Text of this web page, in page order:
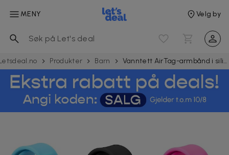
MENY Velg by
Produkter Barn Vanntett AirTag-armbånd i silikon for barn